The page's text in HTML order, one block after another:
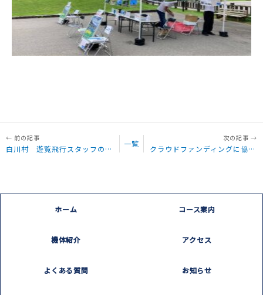
白川村 遊覧飛行スタッフのつぶやき「白川村遊覧飛行 最終日 天気は雨、待機中」
一覧
クラウドファンディングに協力して頂ける白川村の皆様 その5
ホーム コース案内
機体紹介 アクセス
よくある質問 お知らせ